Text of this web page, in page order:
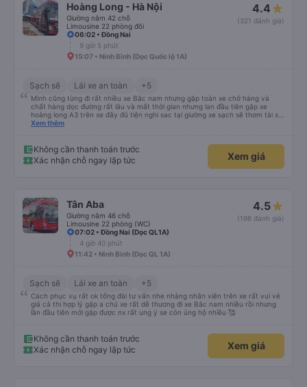
Hoàng Long - Hà Nội
Giường nằm 42 chỗ
Limousine 22 phòng đôi
4.4
(321 đánh giá)
06:02 • Đồng Nai
9 giờ 5 phút
15:07 • Ninh Bình (Dọc Quốc lộ 1A)
Sạch sẽ Lái xe an toàn +5
Mình cũng từng đi rất nhiều xe Bắc nam nhưng gặp toàn xe chở hàng và
chất hàng dọc đường rất lâu và mất thời gian nhưng lan đầu tiên gặp xe
hoàng long A3 trên xe đây đủ tiện nghi sac tại giường xe sạch sẽ thơm tài xế
lo xe thoải mái vui tính sẽ con ung hô nhe
Xem thêm
Không cần thanh toán trước
Xác nhận chỗ ngay lập tức
Xem giá
Tân Aba
Giường nằm 46 chỗ
Limousine 22 phòng (WC)
4.5
(198 đánh giá)
07:02 • Đồng Nai (Dọc QL1A)
4 giờ 40 phút
11:42 • Ninh Bình (Dọc QL 1A)
Sạch sẽ Lái xe an toàn +5
Cách phục vụ rất ok tổng đài tư vấn nhe nhàng nhân viên trên xe rất vui vẻ
giá cả thi hợp lý gặp a chủ xe rất dễ thương đi xe Bắc nam nhiều rồi nhưng
lần đầu tiên mới gặp được nx rất ung ý se còn ủng hộ nhiều 🥰
Không cần thanh toán trước
Xác nhận chỗ ngay lập tức
Xem giá